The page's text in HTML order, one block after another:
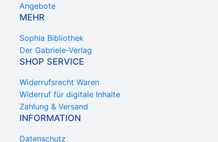
Angebote
MEHR
Sophia Bibliothek
Der Gabriele-Verlag
SHOP SERVICE
Widerrufsrecht Waren
Widerruf für digitale Inhalte
Zahlung & Versand
INFORMATION
Datenschutz